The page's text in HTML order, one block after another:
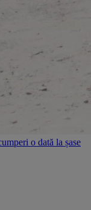
o dată la șase